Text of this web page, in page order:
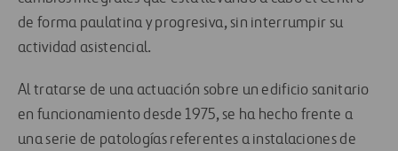
de forma paulatina y progresiva, sin interrumpir su
actividad asistencial.
Al tratarse de una actuación sobre un edificio sanitario
en funcionamiento desde 1975, se ha hecho frente a
una serie de patologías referentes a instalaciones de